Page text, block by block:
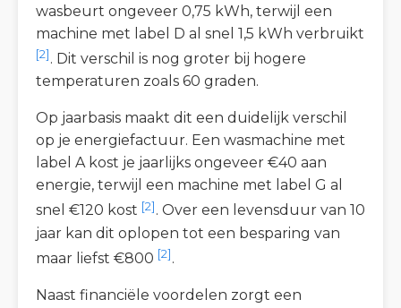
wasbeurt ongeveer 0,75 kWh, terwijl een
machine met label D al snel 1,5 kWh verbruikt
[2]. Dit verschil is nog groter bij hogere
temperaturen zoals 60 graden.
Op jaarbasis maakt dit een duidelijk verschil
op je energiefactuur. Een wasmachine met
label A kost je jaarlijks ongeveer €40 aan
energie, terwijl een machine met label G al
snel €120 kost [2]. Over een levensduur van 10
jaar kan dit oplopen tot een besparing van
maar liefst €800 [2].
Naast financiële voordelen zorgt een